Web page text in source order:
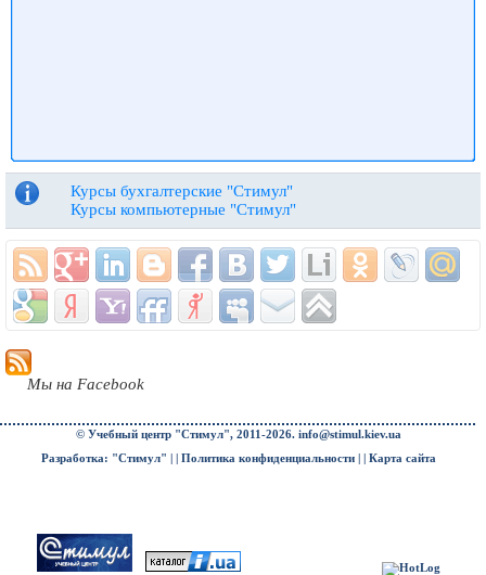
Курсы бухгалтерские "Стимул"
Курсы компьютерные "Стимул"
Мы на Facebook
© Учебный центр "Стимул", 2011-2026. info@stimul.kiev.ua
Разработка: "Стимул" | | Политика конфиденциальности| | Карта сайта